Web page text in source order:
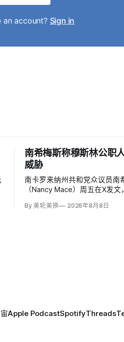
an account? Sign in
南希梅斯称穆斯林公职
威胁
南卡罗来纳州共和党众议员南
（Nancy Mace）周五在X发
马」，并对国家安全和共和国
By 美轮美换 2026年8月8日
Apple PodcastSpotifyThreads